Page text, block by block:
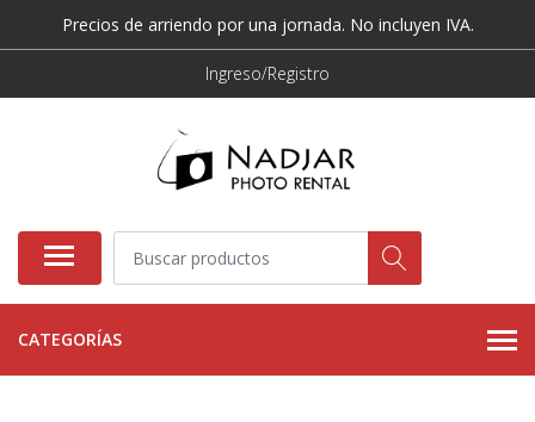
Precios de arriendo por una jornada. No incluyen IVA.
Ingreso/Registro
CATEGORÍAS